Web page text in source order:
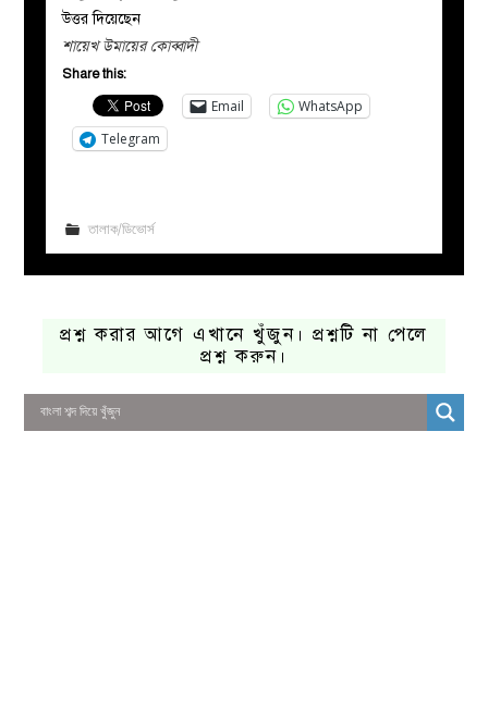
উত্তর দিয়েছেন
শায়েখ উমায়ের কোব্বাদী
Share this:
Email
WhatsApp
Telegram
তালাক/ডিভোর্স
প্রশ্ন করার আগে এখানে খুঁজুন। প্রশ্নটি না পেলে
প্রশ্ন করুন।